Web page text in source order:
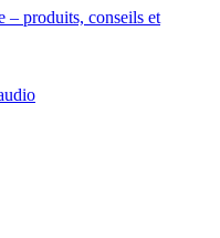
– produits, conseils et